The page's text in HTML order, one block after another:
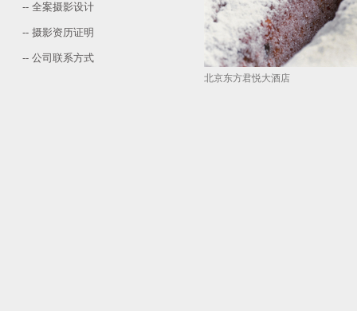
-- 全案摄影设计
-- 摄影资历证明
-- 公司联系方式
北京东方君悦大酒店